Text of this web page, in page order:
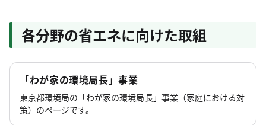
各分野の省エネに向けた取組
「わが家の環境局長」事業
東京都環境局の「わが家の環境局長」事業（家庭における対
策）のページです。